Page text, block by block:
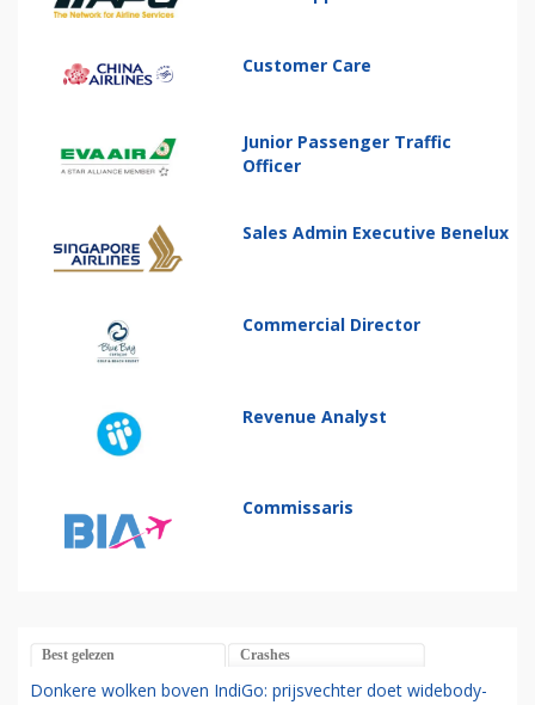
Customer Care
Junior Passenger Traffic
Officer
Sales Admin Executive Benelux
Commercial Director
Revenue Analyst
Commissaris
Best gelezen Crashes
Donkere wolken boven IndiGo: prijsvechter doet widebody-